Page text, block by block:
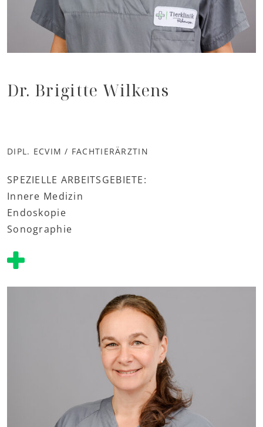
Dr. Brigitte Wilkens
DIPL. ECVIM / FACHTIERÄRZTIN
SPEZIELLE ARBEITSGEBIETE:
Innere Medizin
Endoskopie
Sonographie